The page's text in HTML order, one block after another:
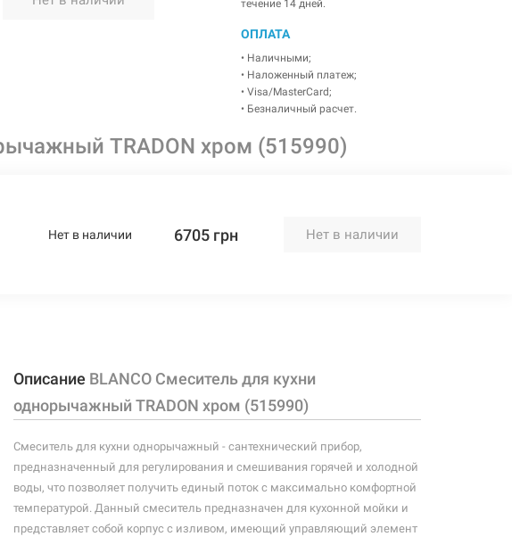
течение 14 дней.
ОПЛАТА
• Наличными;
• Наложенный платеж;
• Visa/MasterCard;
• Безналичный расчет.
TRADON хром (515990)
Нет в наличии 6705 грн Нет в наличии
Описание BLANCO Смеситель для кухни
однорычажный TRADON хром (515990)
Смеситель для кухни однорычажный - сантехнический прибор,
предназначенный для регулирования и смешивания горячей и холодной
воды, что позволяет получить единый поток с максимально комфортной
температурой. Данный смеситель предназначен для кухонной мойки и
представляет собой корпус с изливом, имеющий управляющий элемент